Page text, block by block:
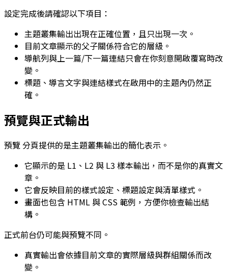
設定完成後請確認以下項目：
主題叢集輸出出現在正確位置，且只出現一次。
目前文章顯示的父子關係符合它的層級。
導航列與上一篇/下一篇連結只會在你刻意開啟覆寫時改
變。
標題、導言文字與連結樣式在啟用中的主題內仍然正
確。
預覽與正式輸出
預覽分頁提供的是主題叢集輸出的簡化表示。
它顯示的是 L1 、 L2 與 L3 樣本輸出，而不是你的真實文
章。
它會反映目前的樣式設定、標題設定與清單樣式。
畫面也包含 HTML 與 CSS 範例，方便你檢查輸出結
構。
正式前台仍可能與預覽不同。
真實輸出會依據目前文章的實際層級與群組關係而改
變。